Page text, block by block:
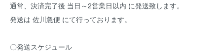
通常、決済完了後 当日～2営業日以内 に発送致します。
発送は 佐川急便 にて行っております。
〇発送スケジュール